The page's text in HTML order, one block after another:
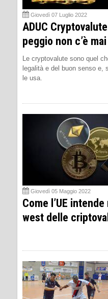
Giovedì 07 Luglio 2022
ADUC
peggio non c’è
Le cryptovalute sono quel
legalità e del buon senso e,
le usa.
Giovedì 05 Maggio 2022
Come l’UE
west delle